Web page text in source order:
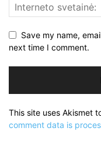
Save my name,
next time I comment.
This site uses Akismet
comment data is